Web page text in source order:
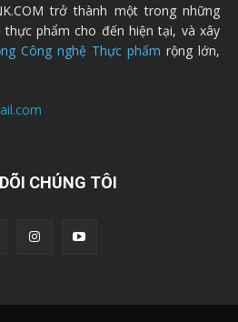
trở thành một trong những
phẩm cho đến hiện tại, và xây
Công nghệ Thực phẩm rộng lớn,
CHÚNG TÔI